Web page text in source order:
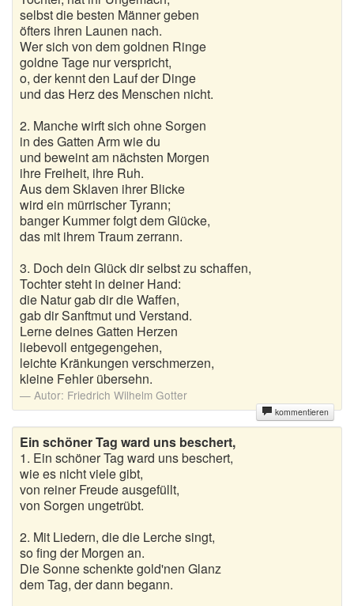
selbst die besten Männer geben
öfters ihren Launen nach.
Wer sich von dem goldnen Ringe
goldne Tage nur verspricht,
o, der kennt den Lauf der Dinge
und das Herz des Menschen nicht.
2. Manche wirft sich ohne Sorgen
in des Gatten Arm wie du
und beweint am nächsten Morgen
ihre Freiheit, ihre Ruh.
Aus dem Sklaven ihrer Blicke
wird ein mürrischer Tyrann;
banger Kummer folgt dem Glücke,
das mit ihrem Traum zerrann.
3. Doch dein Glück dir selbst zu schaffen,
Tochter steht in deiner Hand:
die Natur gab dir die Waffen,
gab dir Sanftmut und Verstand.
Lerne deines Gatten Herzen
liebevoll entgegengehen,
leichte Kränkungen verschmerzen,
kleine Fehler übersehn.
Autor: Friedrich Wilhelm Gotter
kommentieren
Ein schöner Tag ward uns beschert,
1. Ein schöner Tag ward uns beschert,
wie es nicht viele gibt,
von reiner Freude ausgefüllt,
von Sorgen ungetrübt.
2. Mit Liedern, die die Lerche singt,
so fing der Morgen an.
Die Sonne schenkte gold'nen Glanz
dem Tag, der dann begann.